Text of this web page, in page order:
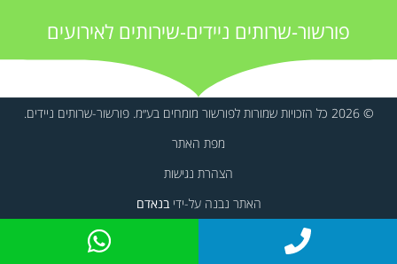
פורשור-שרותים ניידים-שירותים לאירועים
© 2026 כל הזכויות שמורות לפורשור מומחים בע״מ. פורשור-שרותים ניידים.
מפת האתר
הצהרת נגישות
האתר נבנה על-ידיבנאדם